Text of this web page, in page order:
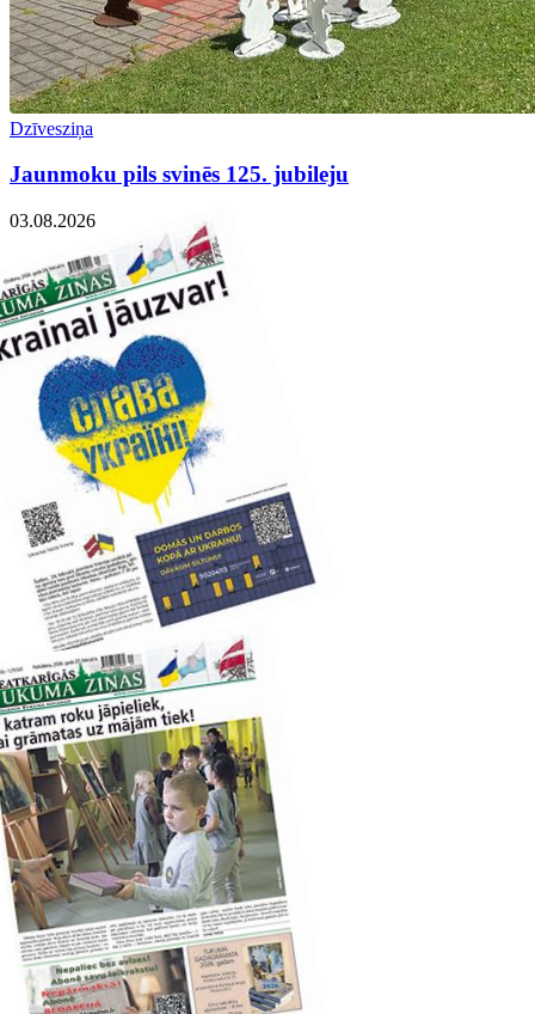
Dzīvesziņa
Jaunmoku pils svinēs 125. jubileju
03.08.2026